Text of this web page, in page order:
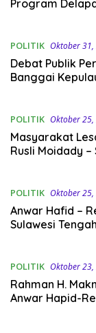
Program
POLITIK Oktober
Debat Publik
Banggai
POLITIK Oktober
Masyarakat
Rusli Moidady
POLITIK Oktober
Anwar Hafid –
Sulawesi
POLITIK Oktober
Rahman H.
Anwar Hapid-